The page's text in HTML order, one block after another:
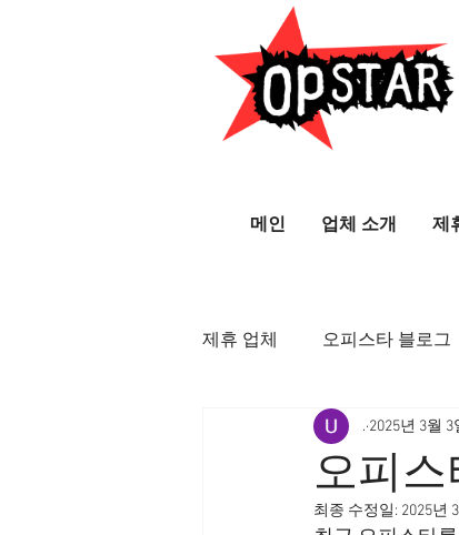
메인 업체 소개 제
제휴 업체 오피스타 블로그
오피스
. 2025년 3월 3
최종 수정일: 2025년